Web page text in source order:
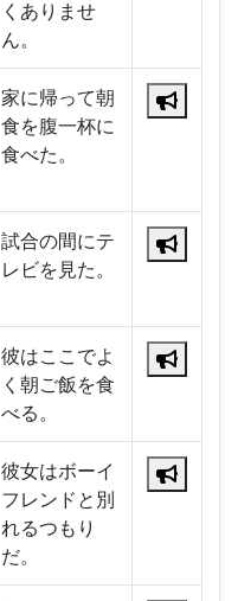
くありませ
ん。
家に帰って朝
食を腹一杯に
食べた。
試合の間にテ
レビを見た。
彼はここでよ
く朝ご飯を食
べる。
彼女はボーイ
フレンドと別
れるつもり
だ。